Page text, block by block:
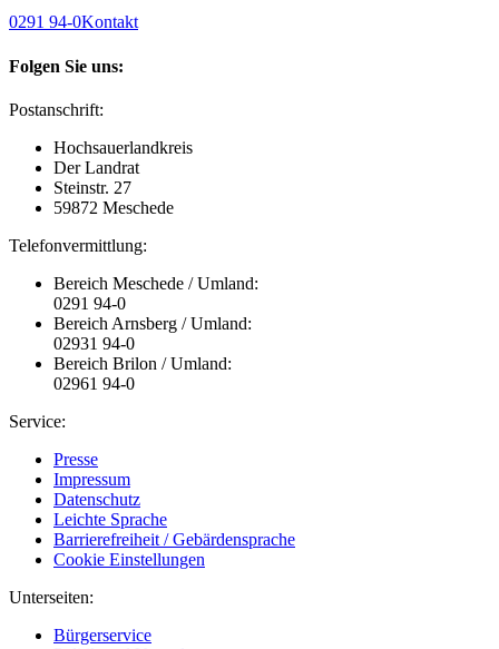
0291 94-0Kontakt
Folgen Sie uns:
Postanschrift:
Hochsauerlandkreis
Der Landrat
Steinstr. 27
59872 Meschede
Telefonvermittlung:
Bereich Meschede / Umland:
0291 94-0
Bereich Arnsberg / Umland:
02931 94-0
Bereich Brilon / Umland:
02961 94-0
Service:
Presse
Impressum
Datenschutz
Leichte Sprache
Barrierefreiheit / Gebärdensprache
Cookie Einstellungen
Unterseiten:
Bürgerservice